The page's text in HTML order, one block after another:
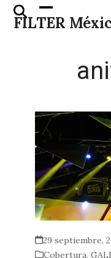
Skip
FILTER
Open
mobile
Close
mobile
29 septiembre,
Cobertura,